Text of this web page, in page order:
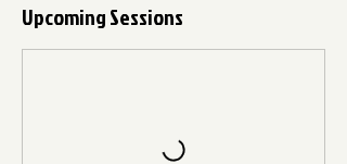
Upcoming Sessions